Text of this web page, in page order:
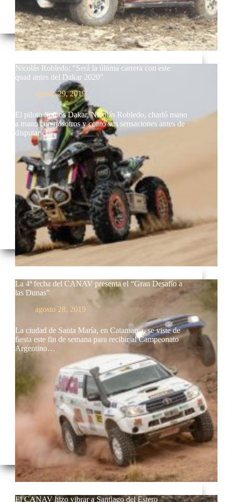
Nicolás Robledo: “Será la última carrera con este
quad antes del Dakar 2020”
agosto 29, 2019
El piloto Somos Dakar, Nicolás Robledo, charló mano
a mano con nosotros y contó sus sensaciones antes de
disputar el…
La 4ª fecha del CANAV presenta el “Gran Desafío a
las Dunas”
agosto 28, 2019
La ciudad de Santa María, en Catamarca, se viste de
fiesta este fin de semana para recibir al Campeonato
Argentino…
El CANAV hizo vibrar a Santiago del Estero